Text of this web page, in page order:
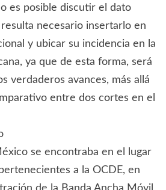
es posible discutir el dato
necesario insertarlo en
y ubicar su incidencia en la
ya que de esta forma, será
verdaderos avances, más allá
entre dos cortes en el
se encontraba en el lugar
a la OCDE, en